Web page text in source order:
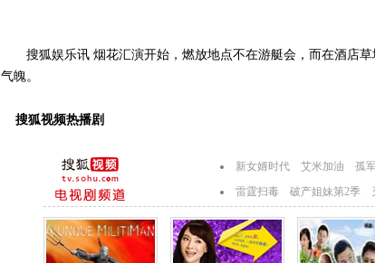
搜狐娱乐讯 烟花汇演开始，燃放地点不在游艇会，而在酒店草
气魄。
搜狐视频热播剧